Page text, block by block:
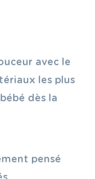
avec le
les plus
dès la
pensé